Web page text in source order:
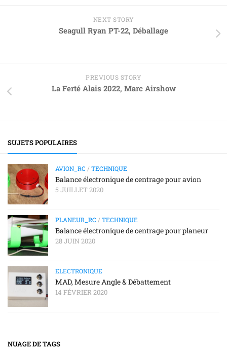
NEXT STORY
Seagull Ryan PT-22, Déballage
PREVIOUS STORY
La Ferté Alais 2022, Marc Airshow
SUJETS POPULAIRES
AVION_RC / TECHNIQUE
Balance électronique de centrage pour avion
5 JUILLET 2020
PLANEUR_RC / TECHNIQUE
Balance électronique de centrage pour planeur
28 JUIN 2020
ELECTRONIQUE
MAD, Mesure Angle & Débattement
14 FÉVRIER 2020
NUAGE DE TAGS